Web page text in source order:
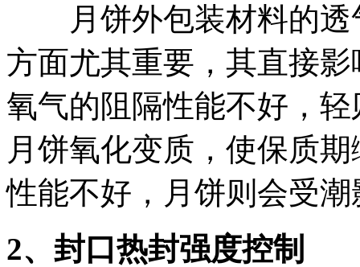
月饼外包装材料的透
方面尤其重要，其直接
氧气的阻隔性能不好，
月饼氧化变质，使保质
性能不好，月饼则会受
2、封口热封强度控制